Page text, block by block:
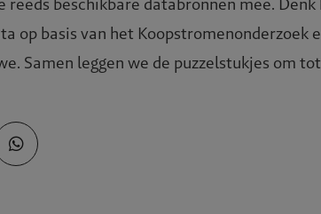
op basis van het Koopstromenonderzoek
Samen leggen we de puzzelstukjes om